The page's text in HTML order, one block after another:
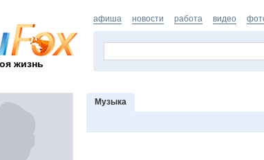
жизнь
афиша новости работа видео
Музыка